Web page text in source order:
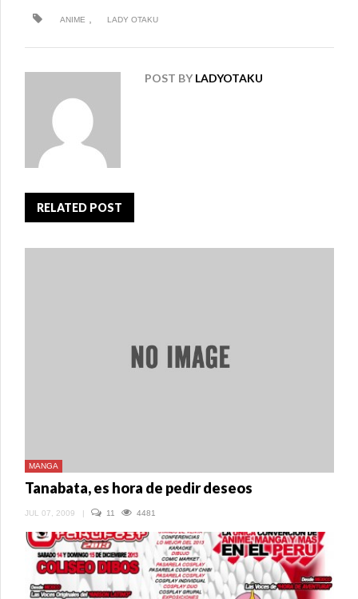
ANIME LADY OTAKU
POST BY LADYOTAKU
RELATED POST
MANGA
Tanabata, es hora de pedir deseos
JUL 07, 2009 | 11 4481